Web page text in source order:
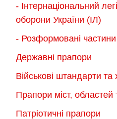
- Інтернаціональний
оборони України (ІЛ)
- Розформовані частини
Державні прапори
Військові штандарти та
Прапори міст, областей
Патріотичні прапори